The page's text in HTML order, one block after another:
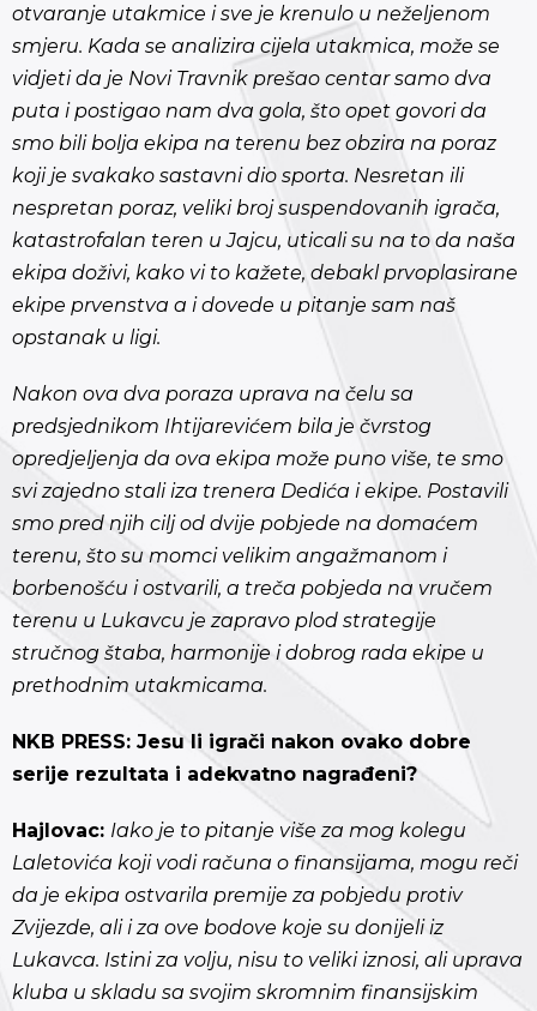
otvaranje utakmice i sve je krenulo u neželjenom
smjeru. Kada se analizira cijela utakmica, može se
vidjeti da je Novi Travnik prešao centar samo dva
puta i postigao nam dva gola, što opet govori da
smo bili bolja ekipa na terenu bez obzira na poraz
koji je svakako sastavni dio sporta. Nesretan ili
nespretan poraz, veliki broj suspendovanih igrača,
katastrofalan teren u Jajcu, uticali su na to da naša
ekipa doživi, kako vi to kažete, debakl prvoplasirane
ekipe prvenstva a i dovede u pitanje sam naš
opstanak u ligi.
Nakon ova dva poraza uprava na čelu sa
predsjednikom Ihtijarevićem bila je čvrstog
opredjeljenja da ova ekipa može puno više, te smo
svi zajedno stali iza trenera Dedića i ekipe. Postavili
smo pred njih cilj od dvije pobjede na domaćem
terenu, što su momci velikim angažmanom i
borbenošću i ostvarili, a treča pobjeda na vručem
terenu u Lukavcu je zapravo plod strategije
stručnog štaba, harmonije i dobrog rada ekipe u
prethodnim utakmicama.
NKB PRESS: Jesu li igrači nakon ovako dobre
serije rezultata i adekvatno nagrađeni?
Hajlovac: Iako je to pitanje više za mog kolegu
Laletovića koji vodi računa o finansijama, mogu reči
da je ekipa ostvarila premije za pobjedu protiv
Zvijezde, ali i za ove bodove koje su donijeli iz
Lukavca. Istini za volju, nisu to veliki iznosi, ali uprava
kluba u skladu sa svojim skromnim finansijskim